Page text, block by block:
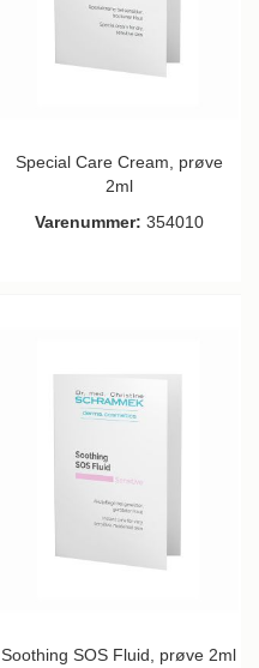
Special Care Cream, prøve
2ml
Varenummer: 354010
Soothing SOS Fluid, prøve 2ml